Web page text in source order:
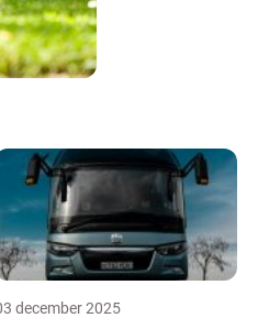
december 2025